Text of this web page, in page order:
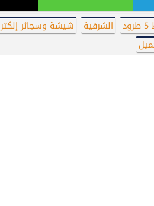
الشرقية شيشة وسجائر